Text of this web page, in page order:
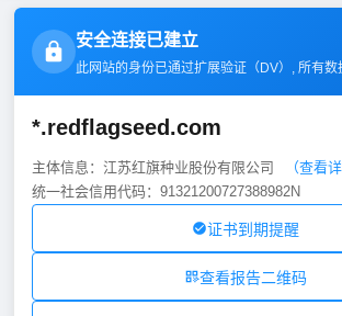
安全连接已建立
此网站的身份已通过扩展验证（DV）, 所有数
*.redflagseed.com
主体信息：江苏红旗种业股份有限公司
（查看
统一社会信用代码：91321200727388982N
证书到期提醒
查看报告二维码